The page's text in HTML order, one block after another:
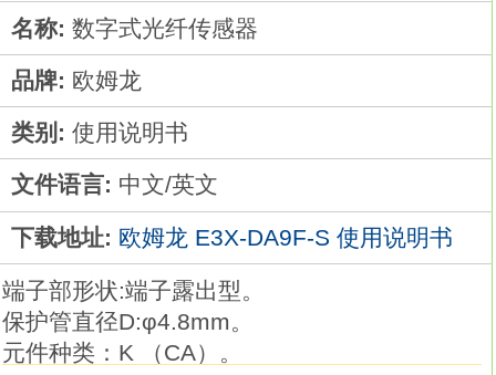
名称: 数字式光纤传感器
品牌: 欧姆龙
类别: 使用说明书
文件语言: 中文/英文
下载地址: 欧姆龙 E3X-DA9F-S 使用说明书
端子部形状:端子露出型。
保护管直径D:φ4.8mm。
元件种类：K （CA）。